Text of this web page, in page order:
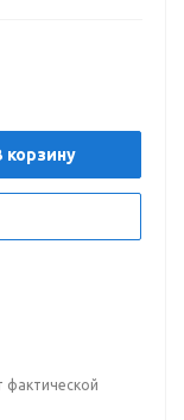
корзину
фактической